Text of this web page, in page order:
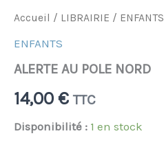
Accueil / LIBRAIRIE / ENFANTS
ENFANTS
ALERTE AU POLE NORD
14,00 € TTC
Disponibilité : 1 en stock